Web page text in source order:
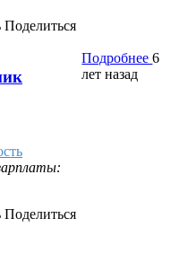
Поделиться
Поделиться
Подробнее6
лет назад